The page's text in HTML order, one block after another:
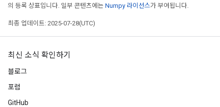
의 등록 상표입니다. 일부 콘텐츠에는 Numpy 라이선스가 부여됩니다.
최종 업데이트: 2025-07-28(UTC)
최신 소식 확인하기
블로그
포럼
GitHub